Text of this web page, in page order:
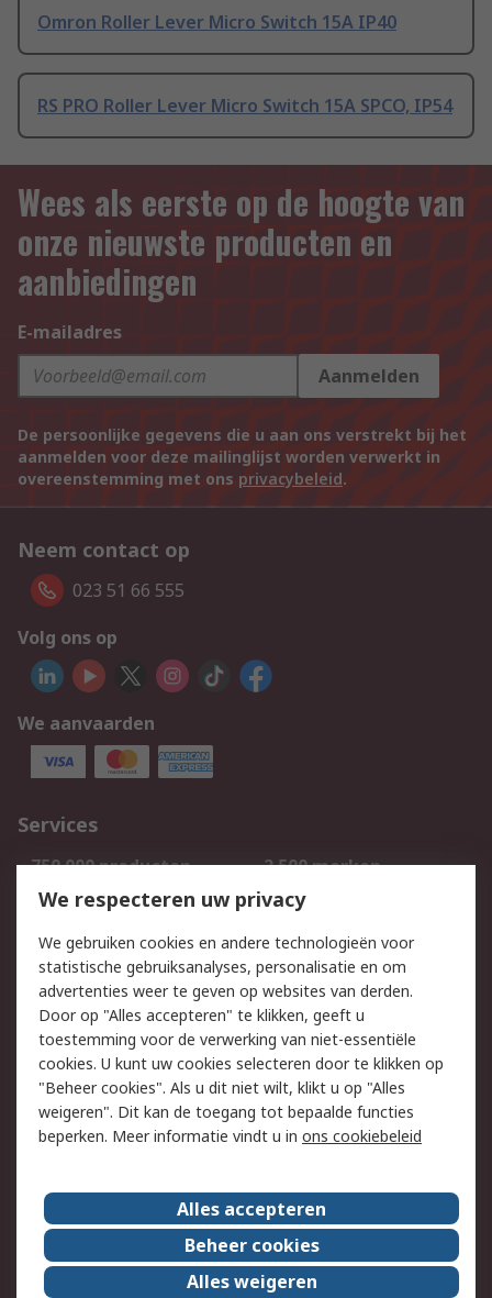
Omron Roller Lever Micro Switch 15A IP40
RS PRO Roller Lever Micro Switch 15A SPCO, IP54
Wees als eerste op de hoogte van
onze nieuwste producten en
aanbiedingen
E-mailadres
Aanmelden
De persoonlijke gegevens die u aan ons verstrekt bij het
aanmelden voor deze mailinglijst worden verwerkt in
overeenstemming met ons privacybeleid.
Neem contact op
023 51 66 555
Volg ons op
We aanvaarden
Services
750.000 producten
2.500 merken
Bestellen
Inkoopoplossingen
Track & Trace
Wettelijk
Cookiebeleid
Email veiligheid
Privacybeleid
Websitevoorwaarden
Algemene
verkoopvoorwaarden
Over RS
RS Group
Over ons
RS wereldwijd
Werken bij RS
We respecteren uw privacy
We gebruiken cookies en andere technologieën voor
statistische gebruiksanalyses, personalisatie en om
advertenties weer te geven op websites van derden.
Door op "Alles accepteren" te klikken, geeft u
toestemming voor de verwerking van niet-essentiële
cookies. U kunt uw cookies selecteren door te klikken op
"Beheer cookies". Als u dit niet wilt, klikt u op "Alles
weigeren". Dit kan de toegang tot bepaalde functies
beperken. Meer informatie vindt u in ons cookiebeleid
Alles accepteren
Beheer cookies
Alles weigeren